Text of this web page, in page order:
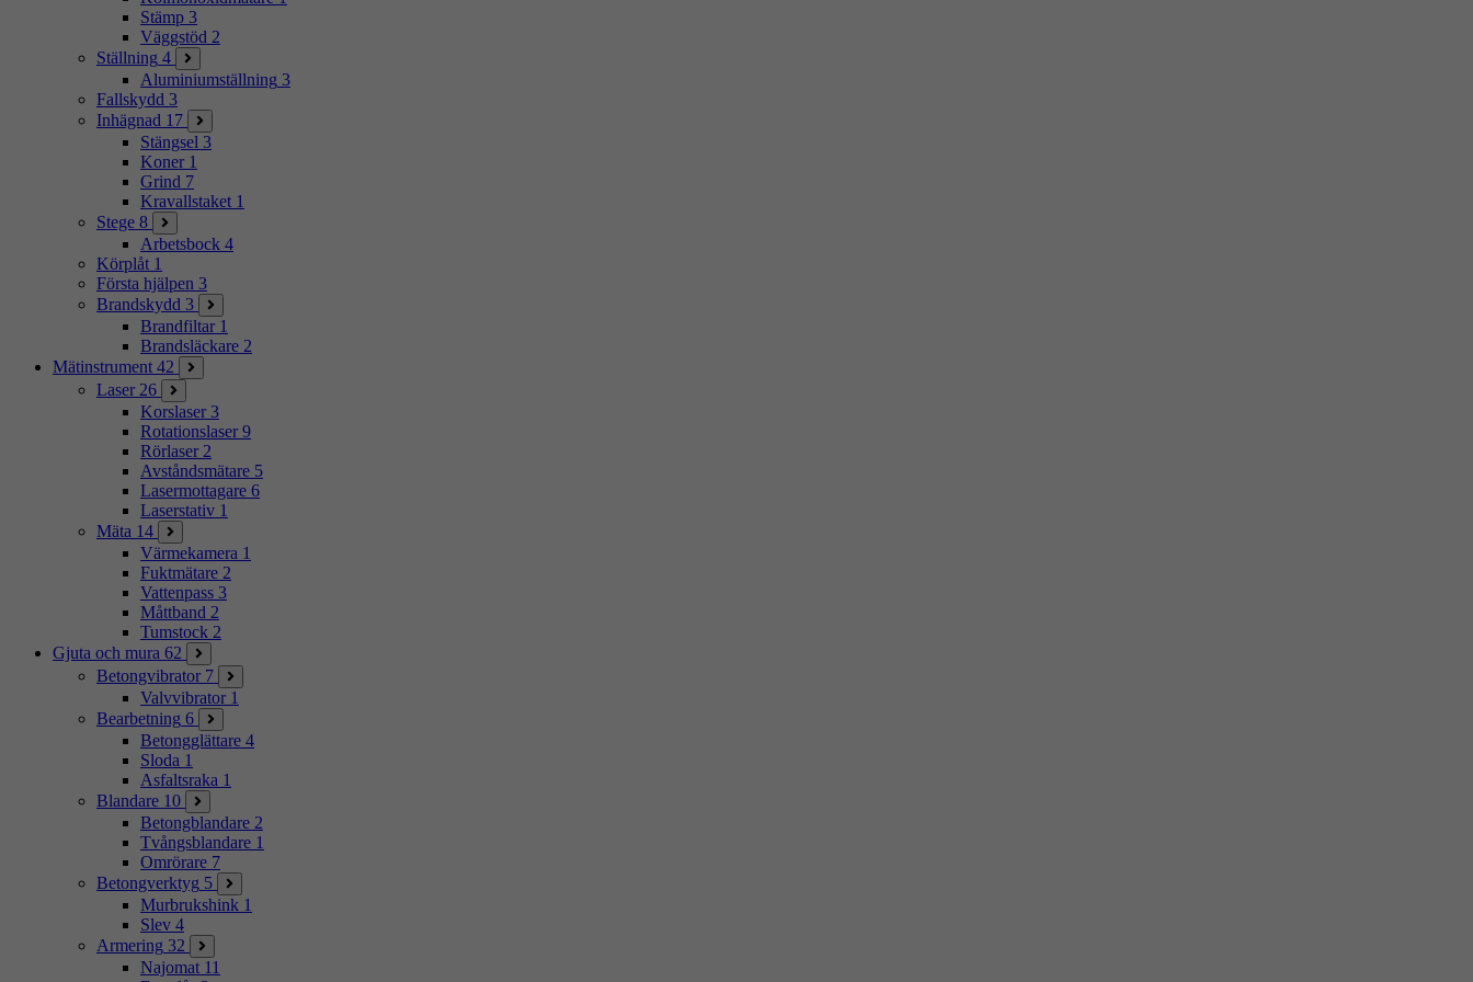
Stämp 3
Väggstöd 2
Ställning 4
Aluminiumställning 3
Fallskydd 3
Inhägnad 17
Stängsel 3
Koner 1
Grind 7
Kravallstaket 1
Stege 8
Arbetsbock 4
Körplåt 1
Första hjälpen 3
Brandskydd 3
Brandfiltar 1
Brandsläckare 2
Mätinstrument 42
Laser 26
Korslaser 3
Rotationslaser 9
Rörlaser 2
Avståndsmätare 5
Lasermottagare 6
Laserstativ 1
Mäta 14
Värmekamera 1
Fuktmätare 2
Vattenpass 3
Måttband 2
Tumstock 2
Gjuta och mura 62
Betongvibrator 7
Valvvibrator 1
Bearbetning 6
Betongglättare 4
Sloda 1
Asfaltsraka 1
Blandare 10
Betongblandare 2
Tvångsblandare 1
Omrörare 7
Betongverktyg 5
Murbrukshink 1
Slev 4
Armering 32
Najomat 11